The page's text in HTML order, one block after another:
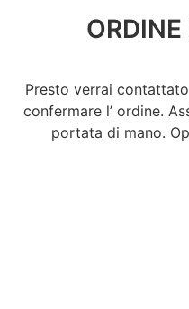
Presto verrai
confermare l’ ordine.
portata di mano.